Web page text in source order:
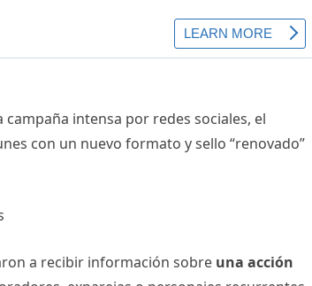
intensa por redes sociales, el
con un nuevo formato y sello “renovado”
a recibir información sobre una acción